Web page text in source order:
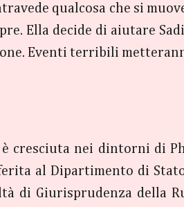
qualcosa che si
Ella decide di aiutare
Eventi terribili
cresciuta nei dintorni di
al Dipartimento di
di Giurisprudenza della